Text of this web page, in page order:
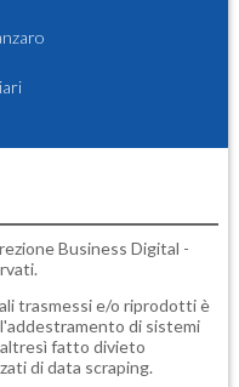
Business Digital -
trasmessi e/o riprodotti è
di sistemi
fatto divieto
di data scraping.